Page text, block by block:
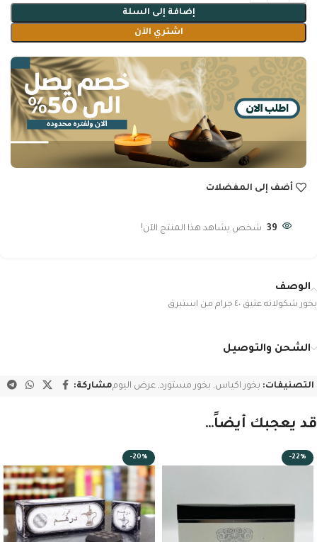
إضافة إلى السلة
اشتري الآن
أضف إلى المفضلات
39 شخص يشاهد هذا المنتج الآن!
الوصف
بخور شكولاته عتيق ٤٠ جرام من استبرق
الشحن والتوصيل
التصنيفات: بخور اكياس, بخور مستورد, عرض اليوممشاركة:
قد يعجبك أيضاً…
-22%
-20%